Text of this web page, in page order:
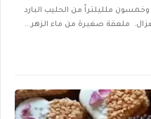
ملليلتراً من الحليب البارد
ملعقة صغيرة من ماء الزهر...